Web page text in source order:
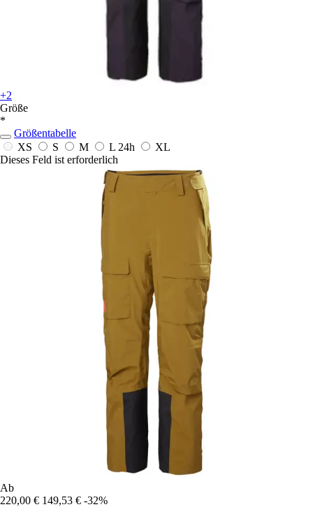
+2
Größe
*
Größentabelle
XS
S M L 24h
XL
Dieses Feld ist erforderlich
Ab
220,00 € 149,53 € -32%